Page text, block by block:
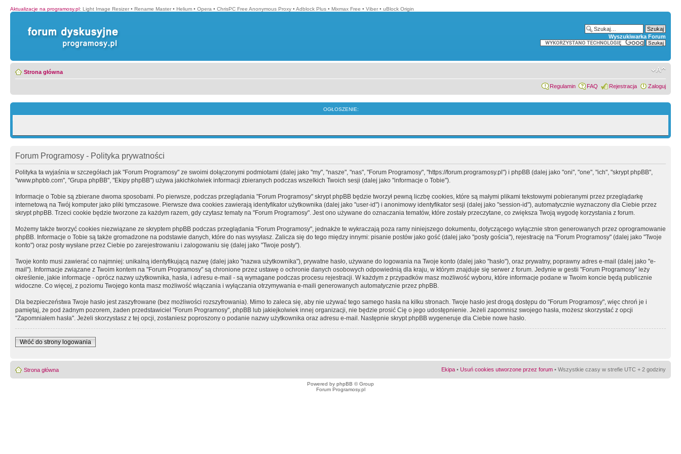
Aktualizacje na programosy.pl: Light Image Resizer • Rename Master • Helium • Opera • ChrisPC Free Anonymous Proxy • Adblock Plus • Mixmax Free • Viber • uBlock Origin
Wyszukiwarka Forum
Strona główna
Regulamin FAQ Rejestracja Zaloguj
OGŁOSZENIE:
Forum Programosy - Polityka prywatności
Polityka ta wyjaśnia w szczegółach jak "Forum Programosy" ze swoimi dołączonymi podmiotami (dalej jako "my", "nasze", "nas", "Forum Programosy", "https://forum.programosy.pl") i phpBB (dalej jako "oni", "one", "ich", "skrypt phpBB",
"www.phpbb.com", "Grupa phpBB", "Ekipy phpBB") używa jakichkolwiek informacji zbieranych podczas wszelkich Twoich sesji (dalej jako "informacje o Tobie").
Informacje o Tobie są zbierane dwoma sposobami. Po pierwsze, podczas przeglądania "Forum Programosy" skrypt phpBB będzie tworzył pewną liczbę cookies, które są małymi plikami tekstowymi pobieranymi przez przeglądarkę
internetową na Twój komputer jako pliki tymczasowe. Pierwsze dwa cookies zawierają identyfikator użytkownika (dalej jako "user-id") i anonimowy identyfikator sesji (dalej jako "session-id"), automatycznie wyznaczony dla Ciebie przez
skrypt phpBB. Trzeci cookie będzie tworzone za każdym razem, gdy czytasz tematy na "Forum Programosy". Jest ono używane do oznaczania tematów, które zostały przeczytane, co zwiększa Twoją wygodę korzystania z forum.
Możemy także tworzyć cookies niezwiązane ze skryptem phpBB podczas przeglądania "Forum Programosy", jednakże te wykraczają poza ramy niniejszego dokumentu, dotyczącego wyłącznie stron generowanych przez oprogramowanie
phpBB. Informacje o Tobie są także gromadzone na podstawie danych, które do nas wysyłasz. Zalicza się do tego między innymi: pisanie postów jako gość (dalej jako "posty gościa"), rejestrację na "Forum Programosy" (dalej jako "Twoje
konto") oraz posty wysłane przez Ciebie po zarejestrowaniu i zalogowaniu się (dalej jako "Twoje posty").
Twoje konto musi zawierać co najmniej: unikalną identyfikującą nazwę (dalej jako "nazwa użytkownika"), prywatne hasło, używane do logowania na Twoje konto (dalej jako "hasło"), oraz prywatny, poprawny adres e-mail (dalej jako "e-
mail"). Informacje związane z Twoim kontem na "Forum Programosy" są chronione przez ustawę o ochronie danych osobowych odpowiednią dla kraju, w którym znajduje się serwer z forum. Jedynie w gestii "Forum Programosy" leży
określenie, jakie informacje - oprócz nazwy użytkownika, hasła, i adresu e-mail - są wymagane podczas procesu rejestracji. W każdym z przypadków masz możliwość wyboru, które informacje podane w Twoim koncie będą publicznie
widoczne. Co więcej, z poziomu Twojego konta masz możliwość włączania i wyłączania otrzymywania e-maili generowanych automatycznie przez phpBB.
Dla bezpieczeństwa Twoje hasło jest zaszyfrowane (bez możliwości rozszyfrowania). Mimo to zaleca się, aby nie używać tego samego hasła na kilku stronach. Twoje hasło jest drogą dostępu do "Forum Programosy", więc chroń je i
pamiętaj, że pod żadnym pozorem, żaden przedstawiciel "Forum Programosy", phpBB lub jakiejkolwiek innej organizacji, nie będzie prosić Cię o jego udostępnienie. Jeżeli zapomnisz swojego hasła, możesz skorzystać z opcji
"Zapomniałem hasła". Jeżeli skorzystasz z tej opcji, zostaniesz poproszony o podanie nazwy użytkownika oraz adresu e-mail. Następnie skrypt phpBB wygeneruje dla Ciebie nowe hasło.
Wróć do strony logowania
Strona główna Ekipa • Usuń cookies utworzone przez forum • Wszystkie czasy w strefie UTC + 2 godziny
Powered by phpBB © Group
Forum Programosy.pl